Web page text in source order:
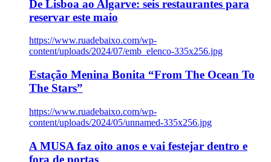
De Lisboa ao Algarve: seis restaurantes para
reservar este maio
https://www.ruadebaixo.com/wp-
content/uploads/2024/07/emb_elenco-335x256.jpg
Estação Menina Bonita “From The Ocean To
The Stars”
https://www.ruadebaixo.com/wp-
content/uploads/2024/05/unnamed-335x256.jpg
A MUSA faz oito anos e vai festejar dentro e
fora de portas